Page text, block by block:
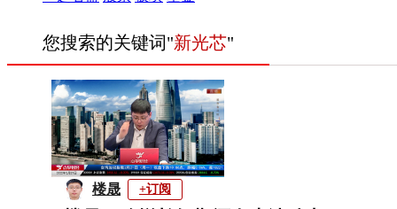
您搜索的关键词"新光芯"
楼晟 +订阅